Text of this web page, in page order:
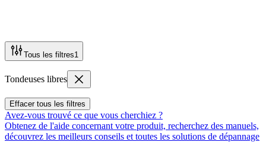
Tous les filtres1
Tondeuses libres
Effacer tous les filtres
Avez-vous trouvé ce que vous cherchiez ?
Obtenez de l'aide concernant votre produit, recherchez des manuels,
découvrez les meilleurs conseils et toutes les solutions de dépannage